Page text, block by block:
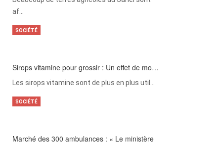
af…
Sirops vitamine pour grossir : Un effet de mo…
Les sirops vitamine sont de plus en plus util…
SOCIÉTÉ
Marché des 300 ambulances : « Le ministère
SOCIÉTÉ